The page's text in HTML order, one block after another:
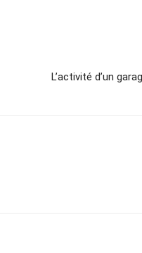
L’activité d’un